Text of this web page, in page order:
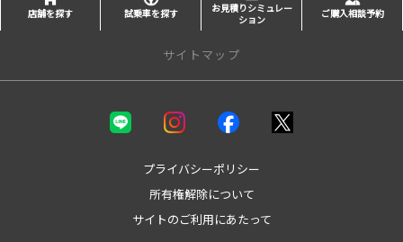
店舗を探す 試乗車を探す
お見積りシミュレー
ション
ご購入相談予約
サイトマップ
プライバシーポリシー
所有権解除について
サイトのご利用にあたって